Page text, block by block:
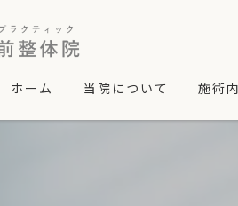
ホーム 当院について 施術
カイ
施術